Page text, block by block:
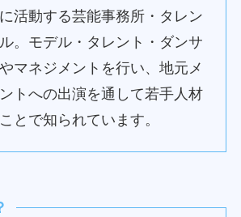
活動する芸能事務所・タレン
。モデル・タレント・ダンサ
マネジメントを行い、地元メ
トへの出演を通して若手人材
とで知られています。